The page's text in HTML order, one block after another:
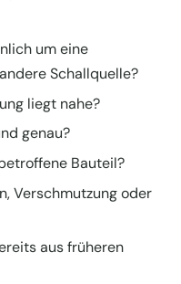
um eine
Schallquelle?
liegt nahe?
genau?
Bauteil?
Verschmutzung oder
aus früheren